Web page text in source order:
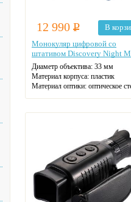
12 990 Р
В
Монокуляр цифровой со
штативом Discovery Night
Диаметр объектива: 33 мм
Материал корпуса: пластик
Материал оптики: оптическое
Макс. увеличение: 13